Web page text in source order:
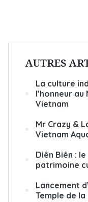
AUTRES
La culture
l’honneur
Vietnam
Mr Crazy &
Vietnam
Diên Biên :
patrimoine
Lancement
Temple de